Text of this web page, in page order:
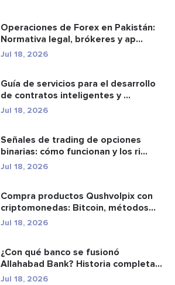
Operaciones de Forex en Pakistán:
Normativa legal, brókeres y ap...
Jul 18, 2026
Guía de servicios para el desarrollo
de contratos inteligentes y ...
Jul 18, 2026
Señales de trading de opciones
binarias: cómo funcionan y los ri...
Jul 18, 2026
Compra productos Qushvolpix con
criptomonedas: Bitcoin, métodos
d...
Jul 18, 2026
¿Con qué banco se fusionó
Allahabad Bank? Historia completa
de ...
Jul 18, 2026